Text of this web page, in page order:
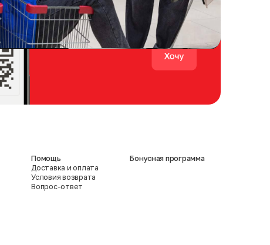
Помощь
Доставка и оплата
Условия возврата
Вопрос-ответ
Бонусная программа